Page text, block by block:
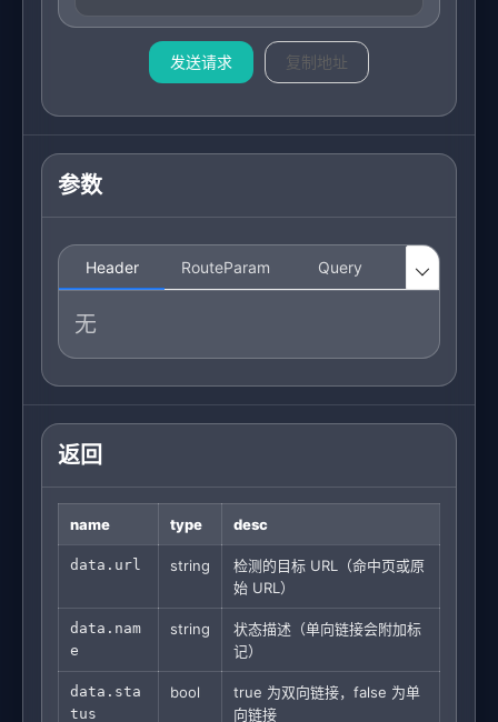
发送请求 复制地址
参数
Header RouteParam Query Body

无
返回
name type desc
data.url string
检测的目标 URL（命中页或原
始 URL）
data.nam
e
string
状态描述（单向链接会附加标
记）
data.sta
tus
bool
true 为双向链接，false 为单
向链接